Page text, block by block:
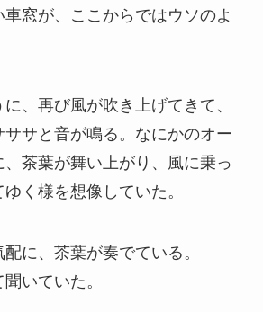
窓が、ここからではウソのよ
、再び風が吹き上げてきて、
サと音が鳴る。なにかのオー
茶葉が舞い上がり、風に乗っ
く様を想像していた。
に、茶葉が奏でている。
いていた。